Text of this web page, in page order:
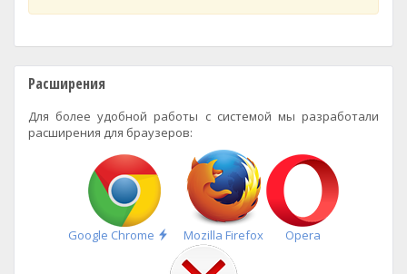
Расширения
Для более удобной работы с системой мы разработали
расширения для браузеров:
Google Chrome
Быстрая
установка
Mozilla Firefox Opera